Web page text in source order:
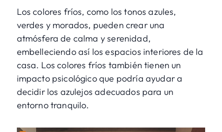
Los colores fríos, como los tonos azules,
verdes y morados, pueden crear una
atmósfera de calma y serenidad,
embelleciendo así los espacios interiores de la
casa. Los colores fríos también tienen un
impacto psicológico que podría ayudar a
decidir los azulejos adecuados para un
entorno tranquilo.